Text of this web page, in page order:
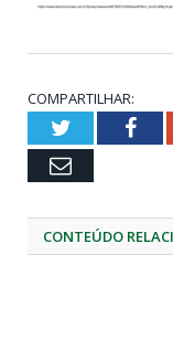
COMPARTILHAR:
Twitter
Email
CONTEÚDO